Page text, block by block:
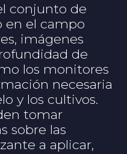
conjunto de
en el campo
imágenes
de
los monitores
necesaria
y los cultivos.
tomar
sobre las
a aplicar,